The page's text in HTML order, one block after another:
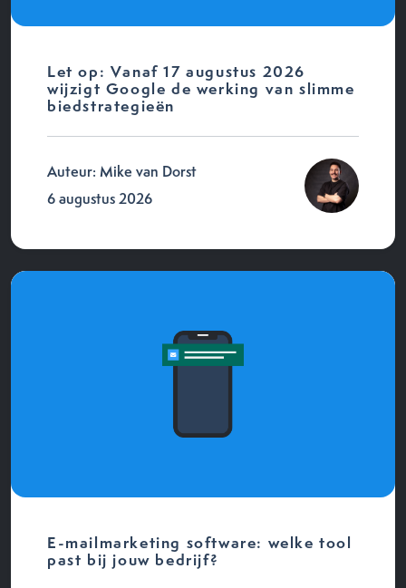
Let op: Vanaf 17 augustus 2026
wijzigt Google de werking van slimme
biedstrategieën
Auteur: Mike van Dorst
6 augustus 2026
E-mailmarketing software: welke tool
past bij jouw bedrijf?